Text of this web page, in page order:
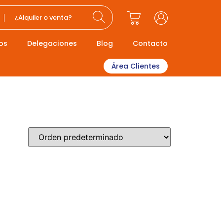
¿Alquiler o venta?
Delegaciones Blog Contacto
Área Clientes